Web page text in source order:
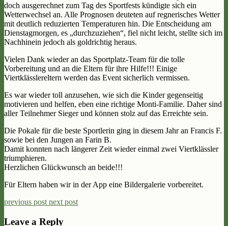
doch ausgerechnet zum Tag des Sportfests kündigte sich ein
Wetterwechsel an. Alle Prognosen deuteten auf regnerisches Wetter
mit deutlich reduzierten Temperaturen hin. Die Entscheidung am
Dienstagmorgen, es „durchzuziehen“, fiel nicht leicht, stellte sich im
Nachhinein jedoch als goldrichtig heraus.
Vielen Dank wieder an das Sportplatz-Team für die tolle
Vorbereitung und an die Eltern für ihre Hilfe!!! Einige
Viertklässlereltern werden das Event sicherlich vermissen.
Es war wieder toll anzusehen, wie sich die Kinder gegenseitig
motivieren und helfen, eben eine richtige Monti-Familie. Daher sind
aller Teilnehmer Sieger und können stolz auf das Erreichte sein.
Die Pokale für die beste Sportlerin ging in diesem Jahr an Francis F.
sowie bei den Jungen an Farin B.
Damit konnten nach längerer Zeit wieder einmal zwei Viertklässler
triumphieren.
Herzlichen Glückwunsch an beide!!!
Für Eltern haben wir in der App eine Bildergalerie vorbereitet.
previous postnext post
Leave a Reply